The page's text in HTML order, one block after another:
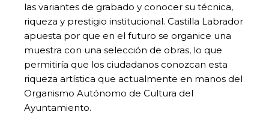
las variantes de grabado y conocer su técnica,
riqueza y prestigio institucional. Castilla Labrador
apuesta por que en el futuro se organice una
muestra con una selección de obras, lo que
permitiría que los ciudadanos conozcan esta
riqueza artística que actualmente en manos del
Organismo Autónomo de Cultura del
Ayuntamiento.